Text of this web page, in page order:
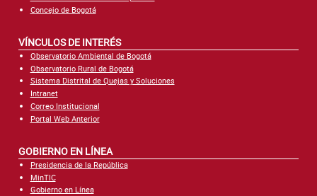
Concejo de Bogotá
VÍNCULOS DE INTERÉS
Observatorio Ambiental de Bogotá
Observatorio Rural de Bogotá
Sistema Distrital de Quejas y Soluciones
Intranet
Correo Institucional
Portal Web Anterior
GOBIERNO EN LÍNEA
Presidencia de la República
MinTIC
Gobierno en Línea